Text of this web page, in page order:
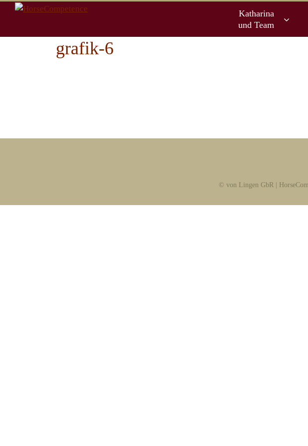
Zum
Katharina
und Team
grafik-6
© von Lingen GbR |